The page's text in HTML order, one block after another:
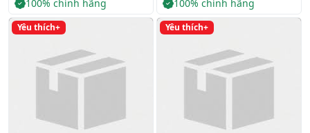
100% chính hãng 100% chính hãng
Yêu thích+ Yêu thích+